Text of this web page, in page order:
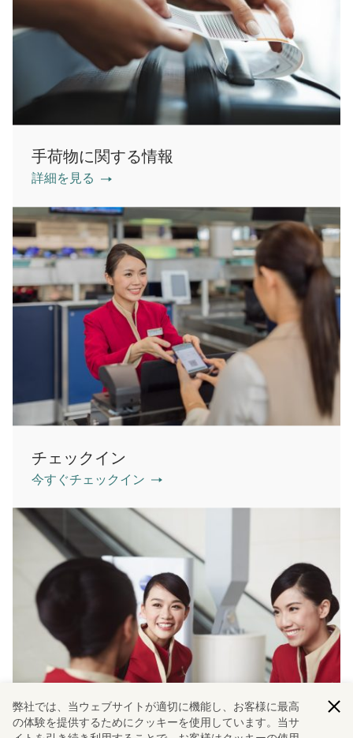
手荷物に関する情報
詳細を見る
チェックイン
今すぐチェックイン
弊社では、当ウェブサイトが適切に機能し、お客様に最高
の体験を提供するためにクッキーを使用しています。当サ